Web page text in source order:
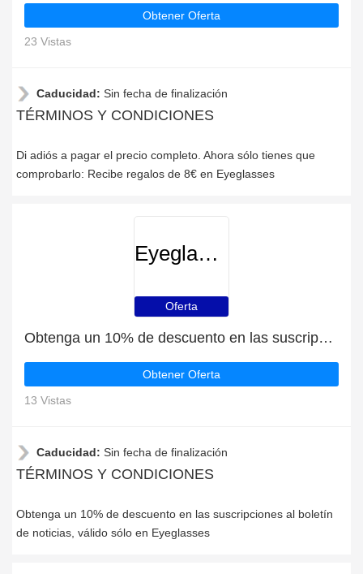
Obtener Oferta
23 Vistas
Caducidad: Sin fecha de finalización
TÉRMINOS Y CONDICIONES
Di adiós a pagar el precio completo. Ahora sólo tienes que
comprobarlo: Recibe regalos de 8€ en Eyeglasses
Eyeglasses
Oferta
Obtenga un 10% de descuento en las suscripciones al boletín de noticias
Obtener Oferta
13 Vistas
Caducidad: Sin fecha de finalización
TÉRMINOS Y CONDICIONES
Obtenga un 10% de descuento en las suscripciones al boletín
de noticias, válido sólo en Eyeglasses